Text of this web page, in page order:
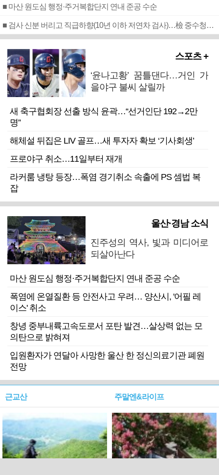
■ 마산 원도심 행정·주거복합단지 연내 준공 수순
■ 검사 신분 버리고 직급하향(10년 이하 저연차 검사)…檢 중수청행 기피
스포츠 +
‘윤나고황’ 꿈틀댄다…거인 가
을야구 불씨 살릴까
새 축구협회장 선출 방식 윤곽…“선거인단 192→2만
명”
해체설 뒤집은 LIV 골프…새 투자자 확보 ‘기사회생’
프로야구 취소…11일부터 재개
라커룸 냉탕 등장…폭염 경기취소 속출에 PS 셈법 복
잡
울산·경남 소식
진주성의 역사, 빛과 미디어로
되살아난다
마산 원도심 행정·주거복합단지 연내 준공 수순
폭염에 온열질환 등 안전사고 우려… 양산시, '어필 레
이스' 취소
창녕 중부내륙고속도로서 포탄 발견…살상력 없는 모
의탄으로 밝혀져
입원환자가 연달아 사망한 울산 한 정신의료기관 폐원
전망
근교산 주말엔&라이프